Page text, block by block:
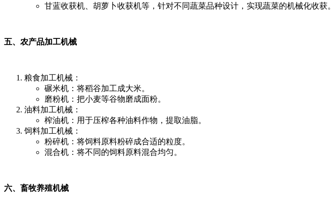
甘蓝收获机、胡萝卜收获机等，针对不同蔬菜品种设计，实现蔬菜的机械化收获。
五、农产品加工机械
粮食加工机械：
碾米机：将稻谷加工成大米。
磨粉机：把小麦等谷物磨成面粉。
油料加工机械：
榨油机：用于压榨各种油料作物，提取油脂。
饲料加工机械：
粉碎机：将饲料原料粉碎成合适的粒度。
混合机：将不同的饲料原料混合均匀。
六、畜牧养殖机械